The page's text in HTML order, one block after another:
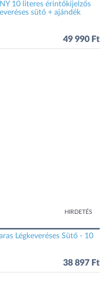
10 literes érintőkijelzős
sütő + ajándék
49 990 Ft
HIRDETÉS
Légkeveréses Sütő - 10
38 897 Ft